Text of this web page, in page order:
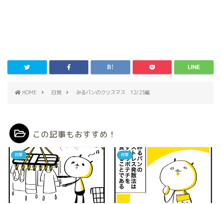
HOME 日常 みるパンのクリスマス 12/23編
この記事もおすすめ！
日常 日常